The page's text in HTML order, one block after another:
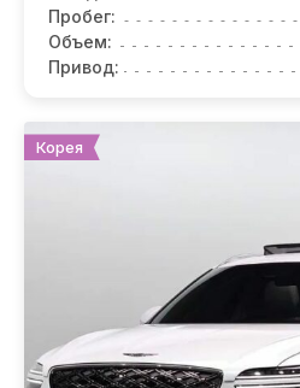
Пробег:
Объем:
Привод:
Корея